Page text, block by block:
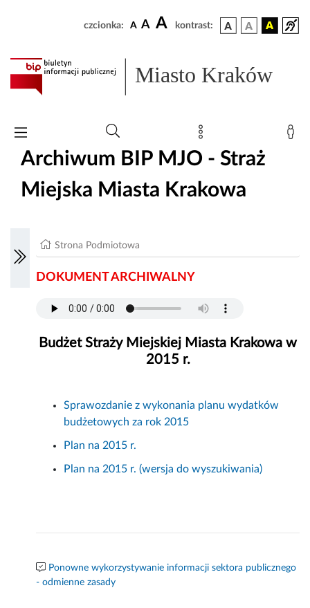
czcionka: A A A kontrast:
Miasto Kraków
Archiwum BIP MJO - Straż
Miejska Miasta Krakowa
Strona Podmiotowa
DOKUMENT ARCHIWALNY
Budżet Straży Miejskiej Miasta Krakowa w
2015 r.
Sprawozdanie z wykonania planu wydatków
budżetowych za rok 2015
Plan na 2015 r.
Plan na 2015 r. (wersja do wyszukiwania)
Ponowne wykorzystywanie informacji sektora publicznego
- odmienne zasady